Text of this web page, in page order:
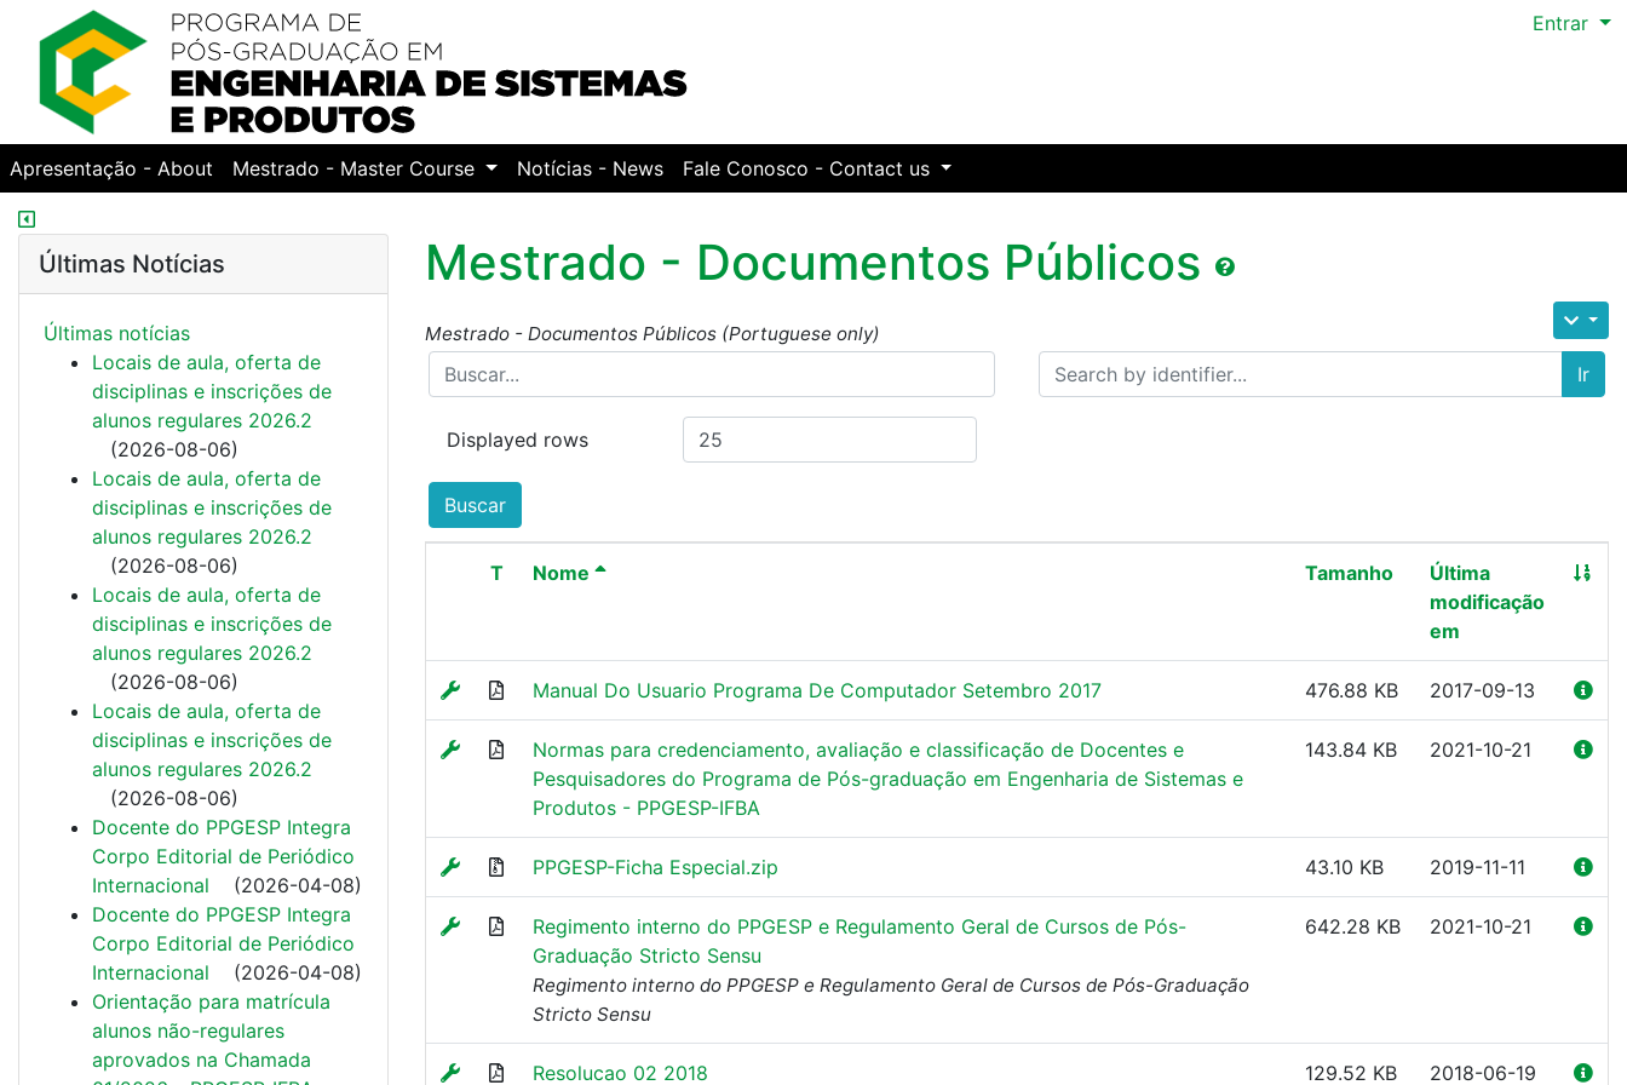
Entrar
Apresentação - About Mestrado - Master Course Notícias - News Fale Conosco - Contact us
Mestrado - Documentos Públicos
Mestrado - Documentos Públicos (Portuguese only)
Displayed rows
Buscar
Ir
T Nome Tamanho
Última
modificação
em
Manual Do Usuario Programa De Computador Setembro 2017 476.88 KB 2017-09-13
Normas para credenciamento, avaliação e classificação de Docentes e
Pesquisadores do Programa de Pós-graduação em Engenharia de Sistemas e
Produtos - PPGESP-IFBA
143.84 KB 2021-10-21
PPGESP-Ficha Especial.zip 43.10 KB 2019-11-11
Regimento interno do PPGESP e Regulamento Geral de Cursos de Pós-
Graduação Stricto Sensu
Regimento interno do PPGESP e Regulamento Geral de Cursos de Pós-Graduação
Stricto Sensu
642.28 KB 2021-10-21
Resolucao 02 2018 129.52 KB 2018-06-19
Últimas Notícias
Últimas notí­cias
Locais de aula, oferta de
disciplinas e inscrições de
alunos regulares 2026.2
(2026-08-06)
Locais de aula, oferta de
disciplinas e inscrições de
alunos regulares 2026.2
(2026-08-06)
Locais de aula, oferta de
disciplinas e inscrições de
alunos regulares 2026.2
(2026-08-06)
Locais de aula, oferta de
disciplinas e inscrições de
alunos regulares 2026.2
(2026-08-06)
Docente do PPGESP Integra
Corpo Editorial de Periódico
Internacional
(2026-04-08)
Docente do PPGESP Integra
Corpo Editorial de Periódico
Internacional
(2026-04-08)
Orientação para matrícula
alunos não-regulares
aprovados na Chamada